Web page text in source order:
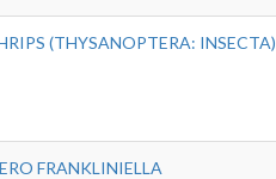
(THYSANOPTERA: INSECTA)
FRANKLINIELLA